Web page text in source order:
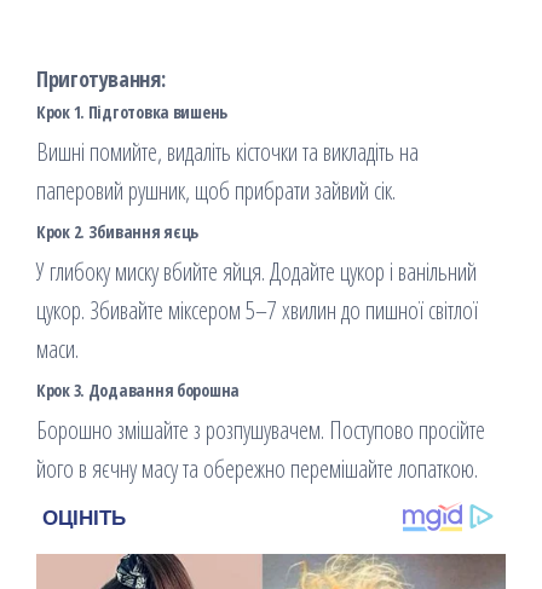
Приготування:
Крок 1. Підготовка вишень
Вишні помийте, видаліть кісточки та викладіть на
паперовий рушник, щоб прибрати зайвий сік.
Крок 2. Збивання яєць
У глибоку миску вбийте яйця. Додайте цукор і ванільний
цукор. Збивайте міксером 5–7 хвилин до пишної світлої
маси.
Крок 3. Додавання борошна
Борошно змішайте з розпушувачем. Поступово просійте
його в яєчну масу та обережно перемішайте лопаткою.